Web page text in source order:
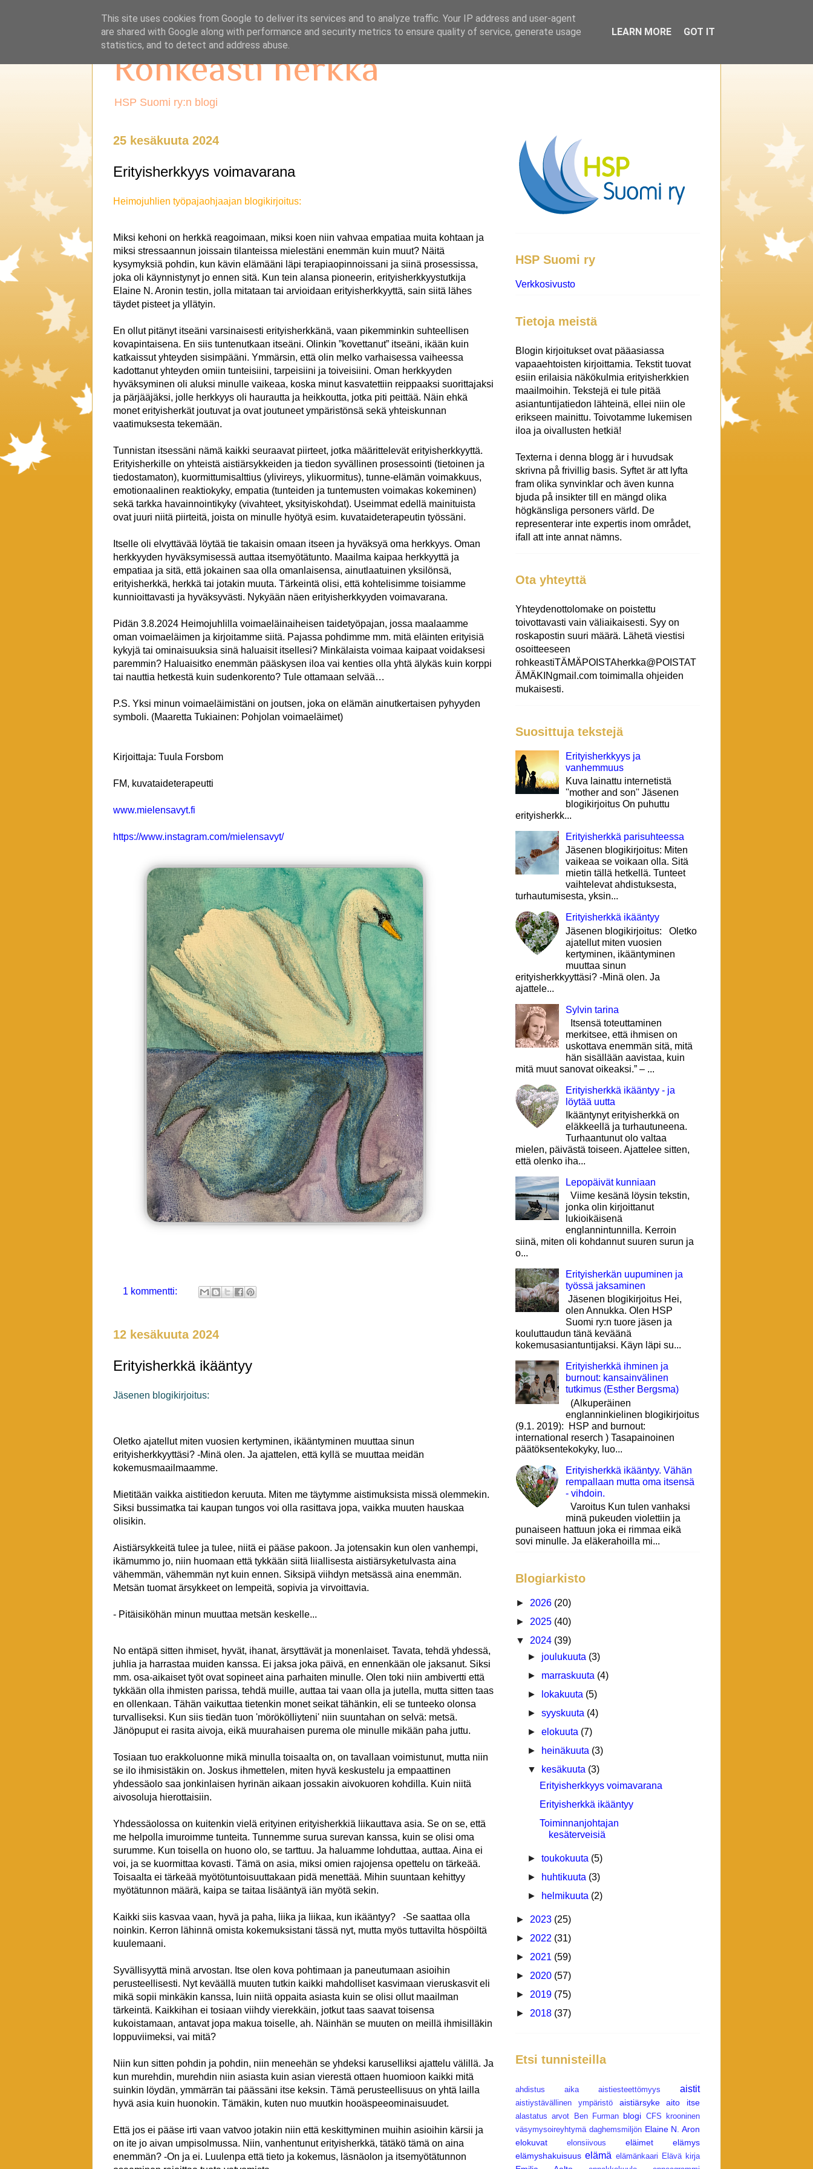
Rohkeasti herkkä
HSP Suomi ry:n blogi
25 kesäkuuta 2024
Erityisherkkyys voimavarana
Heimojuhlien työpajaohjaajan blogikirjoitus:
Miksi kehoni on herkkä reagoimaan, miksi koen niin vahvaa empatiaa muita kohtaan ja
miksi stressaannun joissain tilanteissa mielestäni enemmän kuin muut? Näitä
kysymyksiä pohdin, kun kävin elämääni läpi terapiaopinnoissani ja siinä prosessissa,
joka oli käynnistynyt jo ennen sitä. Kun tein alansa pioneerin, erityisherkkyystutkija
Elaine N. Aronin testin, jolla mitataan tai arvioidaan erityisherkkyyttä, sain siitä lähes
täydet pisteet ja yllätyin.
En ollut pitänyt itseäni varsinaisesti erityisherkkänä, vaan pikemminkin suhteellisen
kovapintaisena. En siis tuntenutkaan itseäni. Olinkin ”kovettanut” itseäni, ikään kuin
katkaissut yhteyden sisimpääni. Ymmärsin, että olin melko varhaisessa vaiheessa
kadottanut yhteyden omiin tunteisiini, tarpeisiini ja toiveisiini. Oman herkkyyden
hyväksyminen oli aluksi minulle vaikeaa, koska minut kasvatettiin reippaaksi suorittajaksi
ja pärjääjäksi, jolle herkkyys oli haurautta ja heikkoutta, jotka piti peittää. Näin ehkä
monet erityisherkät joutuvat ja ovat joutuneet ympäristönsä sekä yhteiskunnan
vaatimuksesta tekemään.
Tunnistan itsessäni nämä kaikki seuraavat piirteet, jotka määrittelevät erityisherkkyyttä.
Erityisherkille on yhteistä aistiärsykkeiden ja tiedon syvällinen prosessointi (tietoinen ja
tiedostamaton), kuormittumisalttius (ylivireys, ylikuormitus), tunne-elämän voimakkuus,
emotionaalinen reaktiokyky, empatia (tunteiden ja tuntemusten voimakas kokeminen)
sekä tarkka havainnointikyky (vivahteet, yksityiskohdat). Useimmat edellä mainituista
ovat juuri niitä piirteitä, joista on minulle hyötyä esim. kuvataideterapeutin työssäni.
Itselle oli elvyttävää löytää tie takaisin omaan itseen ja hyväksyä oma herkkyys. Oman
herkkyyden hyväksymisessä auttaa itsemyötätunto. Maailma kaipaa herkkyyttä ja
empatiaa ja sitä, että jokainen saa olla omanlaisensa, ainutlaatuinen yksilönsä,
erityisherkkä, herkkä tai jotakin muuta. Tärkeintä olisi, että kohtelisimme toisiamme
kunnioittavasti ja hyväksyvästi. Nykyään näen erityisherkkyyden voimavarana.
Pidän 3.8.2024 Heimojuhlilla voimaeläinaiheisen taidetyöpajan, jossa maalaamme
oman voimaeläimen ja kirjoitamme siitä. Pajassa pohdimme mm. mitä eläinten erityisiä
kykyjä tai ominaisuuksia sinä haluaisit itsellesi? Minkälaista voimaa kaipaat voidaksesi
paremmin? Haluaisitko enemmän pääskysen iloa vai kenties olla yhtä älykäs kuin korppi
tai nauttia hetkestä kuin sudenkorento? Tule ottamaan selvää…
P.S. Yksi minun voimaeläimistäni on joutsen, joka on elämän ainutkertaisen pyhyyden
symboli. (Maaretta Tukiainen: Pohjolan voimaeläimet)
Kirjoittaja: Tuula Forsbom
FM, kuvataideterapeutti
www.mielensavyt.fi
https://www.instagram.com/mielensavyt/
1 kommentti:
12 kesäkuuta 2024
Erityisherkkä ikääntyy
Jäsenen blogikirjoitus:
Oletko ajatellut miten vuosien kertyminen, ikääntyminen muuttaa sinun
erityisherkkyyttäsi? -Minä olen. Ja ajattelen, että kyllä se muuttaa meidän
kokemusmaailmaamme.
Mietitään vaikka aistitiedon keruuta. Miten me täytymme aistimuksista missä olemmekin.
Siksi bussimatka tai kaupan tungos voi olla rasittava jopa, vaikka muuten hauskaa
olisikin.
Aistiärsykkeitä tulee ja tulee, niitä ei pääse pakoon. Ja jotensakin kun olen vanhempi,
ikämummo jo, niin huomaan että tykkään siitä liiallisesta aistiärsyketulvasta aina
vähemmän, vähemmän nyt kuin ennen. Siksipä viihdyn metsässä aina enemmän.
Metsän tuomat ärsykkeet on lempeitä, sopivia ja virvoittavia.
- Pitäisiköhän minun muuttaa metsän keskelle...
No entäpä sitten ihmiset, hyvät, ihanat, ärsyttävät ja monenlaiset. Tavata, tehdä yhdessä,
juhlia ja harrastaa muiden kanssa. Ei jaksa joka päivä, en ennenkään ole jaksanut. Siksi
mm. osa-aikaiset työt ovat sopineet aina parhaiten minulle. Olen toki niin ambivertti että
tykkään olla ihmisten parissa, tehdä muille, auttaa tai vaan olla ja jutella, mutta sitten taas
en ollenkaan. Tähän vaikuttaa tietenkin monet seikat tähänkin, eli se tunteeko olonsa
turvalliseksi. Kun siis tiedän tuon 'mörökölliyteni' niin suuntahan on selvä: metsä.
Jänöpuput ei rasita aivoja, eikä muurahaisen purema ole minulle mikään paha juttu.
Tosiaan tuo erakkoluonne mikä minulla toisaalta on, on tavallaan voimistunut, mutta niin
se ilo ihmisistäkin on. Joskus ihmettelen, miten hyvä keskustelu ja empaattinen
yhdessäolo saa jonkinlaisen hyrinän aikaan jossakin aivokuoren kohdilla. Kuin niitä
aivosoluja hierottaisiin.
Yhdessäolossa on kuitenkin vielä erityinen erityisherkkiä liikauttava asia. Se on se, että
me helpolla imuroimme tunteita. Tunnemme surua surevan kanssa, kuin se olisi oma
surumme. Kun toisella on huono olo, se tarttuu. Ja haluamme lohduttaa, auttaa. Aina ei
voi, ja se kuormittaa kovasti. Tämä on asia, miksi omien rajojensa opettelu on tärkeää.
Toisaalta ei tärkeää myötötuntoisuuttakaan pidä menettää. Mihin suuntaan kehittyy
myötätunnon määrä, kaipa se taitaa lisääntyä iän myötä sekin.
Kaikki siis kasvaa vaan, hyvä ja paha, liika ja liikaa, kun ikääntyy? -Se saattaa olla
noinkin. Kerron lähinnä omista kokemuksistani tässä nyt, mutta myös tuttavilta höspöiltä
kuulemaani.
Syvällisyyttä minä arvostan. Itse olen kova pohtimaan ja paneutumaan asioihin
perusteellisesti. Nyt keväällä muuten tutkin kaikki mahdolliset kasvimaan vieruskasvit eli
mikä sopii minkäkin kanssa, luin niitä oppaita asiasta kuin se olisi ollut maailman
tärkeintä. Kaikkihan ei tosiaan viihdy vierekkäin, jotkut taas saavat toisensa
kukoistamaan, antavat jopa makua toiselle, ah. Näinhän se muuten on meillä ihmisilläkin
loppuviimeksi, vai mitä?
Niin kun sitten pohdin ja pohdin, niin meneehän se yhdeksi karuselliksi ajattelu välillä. Ja
kun murehdin, murehdin niin asiasta kuin asian vierestä ottaen huomioon kaikki mitä
suinkin löydän, ymmärrän tai päässäni itse keksin. Tämä perusteellisuus on yhtä lailla
hyvä asia kuin huonokin. Tämäkin, kuten nuo muutkin hooäspeeominaisuudet.
Että jos ei pääse irti vaan vatvoo jotakin niin että keskittyminen muihin asioihin kärsii ja
on ite jo aivan umpisolmussa. Niin, vanhentunut erityisherkkä, tätäkö tämä on aina
enemmän? -On ja ei. Luulenpa että tieto ja kokemus, läsnäolon ja itsemyötätunnon
HSP Suomi ry
Verkkosivusto
Tietoja meistä
Blogin kirjoitukset ovat pääasiassa
vapaaehtoisten kirjoittamia. Tekstit tuovat
esiin erilaisia näkökulmia erityisherkkien
maailmoihin. Tekstejä ei tule pitää
asiantuntijatiedon lähteinä, ellei niin ole
erikseen mainittu. Toivotamme lukemisen
iloa ja oivallusten hetkiä!
Texterna i denna blogg är i huvudsak
skrivna på frivillig basis. Syftet är att lyfta
fram olika synvinklar och även kunna
bjuda på insikter till en mängd olika
högkänsliga personers värld. De
representerar inte expertis inom området,
ifall att inte annat nämns.
Ota yhteyttä
Yhteydenottolomake on poistettu
toivottavasti vain väliaikaisesti. Syy on
roskapostin suuri määrä. Lähetä viestisi
osoitteeseen
rohkeastiTÄMÄPOISTAherkka@POISTAT
ÄMÄKINgmail.com toimimalla ohjeiden
mukaisesti.
Suosittuja tekstejä
Erityisherkkyys ja
vanhemmuus
Kuva lainattu internetistä
''mother and son'' Jäsenen
blogikirjoitus On puhuttu
erityisherkk...
Erityisherkkä parisuhteessa
Jäsenen blogikirjoitus: Miten
vaikeaa se voikaan olla. Sitä
mietin tällä hetkellä. Tunteet
vaihtelevat ahdistuksesta,
turhautumisesta, yksin...
Erityisherkkä ikääntyy
Jäsenen blogikirjoitus: Oletko
ajatellut miten vuosien
kertyminen, ikääntyminen
muuttaa sinun
erityisherkkyyttäsi? -Minä olen. Ja
ajattele...
Sylvin tarina
Itsensä toteuttaminen
merkitsee, että ihmisen on
uskottava enemmän sitä, mitä
hän sisällään aavistaa, kuin
mitä muut sanovat oikeaksi.” – ...
Erityisherkkä ikääntyy - ja
löytää uutta
Ikääntynyt erityisherkkä on
eläkkeellä ja turhautuneena.
Turhaantunut olo valtaa
mielen, päivästä toiseen. Ajattelee sitten,
että olenko iha...
Lepopäivät kunniaan
Viime kesänä löysin tekstin,
jonka olin kirjoittanut
lukioikäisenä
englannintunnilla. Kerroin
siinä, miten oli kohdannut suuren surun ja
o...
Erityisherkän uupuminen ja
työssä jaksaminen
Jäsenen blogikirjoitus Hei,
olen Annukka. Olen HSP
Suomi ry:n tuore jäsen ja
kouluttaudun tänä keväänä
kokemusasiantuntijaksi. Käyn läpi su...
Erityisherkkä ihminen ja
burnout: kansainvälinen
tutkimus (Esther Bergsma)
(Alkuperäinen
englanninkielinen blogikirjoitus
(9.1. 2019): HSP and burnout:
international reserch ) Tasapainoinen
päätöksentekokyky, luo...
Erityisherkkä ikääntyy. Vähän
rempallaan mutta oma itsensä
- vihdoin.
Varoitus Kun tulen vanhaksi
minä pukeuden violettiin ja
punaiseen hattuun joka ei rimmaa eikä
sovi minulle. Ja eläkerahoilla mi...
Blogiarkisto
► 2026 (20)
► 2025 (40)
▼ 2024 (39)
► joulukuuta (3)
► marraskuuta (4)
►
lokakuuta (5)
►syyskuuta (4)
►elokuuta (7)
►
heinäkuuta (3)
▼
kesäkuuta (3)
Erityisherkkyys voimavarana
Erityisherkkä ikääntyy
Toiminnanjohtajan
kesäterveisiä
►toukokuuta (5)
►
huhtikuuta (3)
►
helmikuuta (2)
► 2023 (25)
► 2022 (31)
► 2021 (59)
► 2020 (57)
► 2019 (75)
► 2018 (37)
Etsi tunnisteilla
ahdistus aika aistiesteettömyys aistit
aistiystävällinen ympäristö aistiärsyke aito itse
alastatus arvot Ben Furman blogi CFS krooninen
väsymysoireyhtymä daghemsmiljön Elaine N. Aron
elokuvat
elonsiivous eläimet
elämys
elämyshakuisuus elämä elämänkaari Elävä kirja
This site uses cookies from Google to deliver its services and to analyze traffic. Your IP address and user-agent
are shared with Google along with performance and security metrics to ensure quality of service, generate usage
statistics, and to detect and address abuse.
LEARN MORE GOT IT